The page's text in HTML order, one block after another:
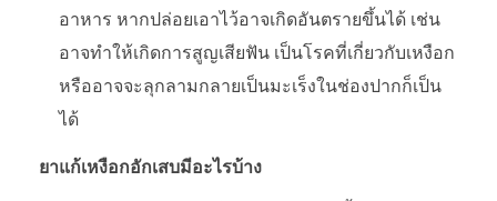
อาหาร หากปล่อยเอาไว้อาจเกิดอันตรายขึ้นได้ เช่น
อาจทำให้เกิดการสูญเสียฟัน เป็นโรคที่เกี่ยวกับเหงือก
หรืออาจจะลุกลามกลายเป็นมะเร็งในช่องปากก็เป็น
ได้
ยาแก้เหงือกอักเสบมีอะไรบ้าง